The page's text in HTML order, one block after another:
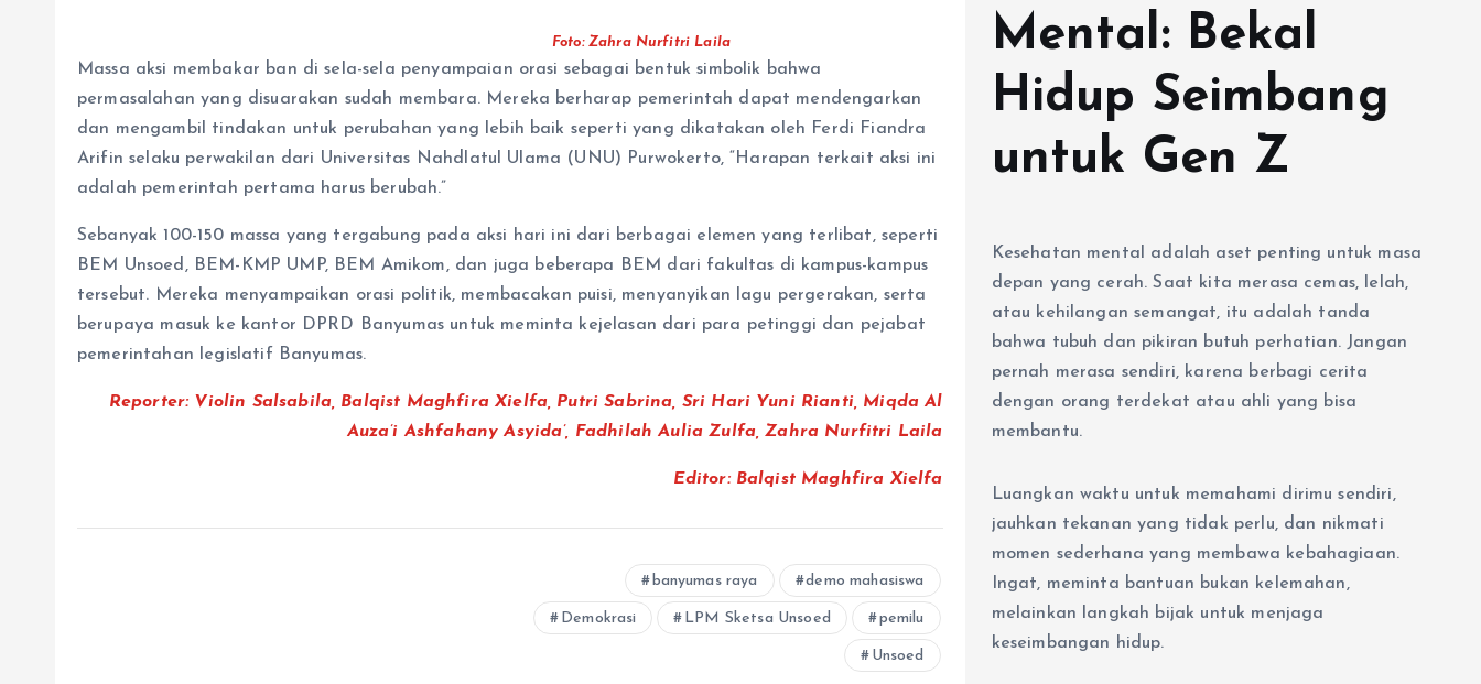
Foto: Zahra Nurfitri Laila
Massa aksi membakar ban di sela-sela penyampaian orasi sebagai bentuk simbolik bahwa
permasalahan yang disuarakan sudah membara. Mereka berharap pemerintah dapat mendengarkan
dan mengambil tindakan untuk perubahan yang lebih baik seperti yang dikatakan oleh Ferdi Fiandra
Arifin selaku perwakilan dari Universitas Nahdlatul Ulama (UNU) Purwokerto, “Harapan terkait aksi ini
adalah pemerintah pertama harus berubah.”
Sebanyak 100-150 massa yang tergabung pada aksi hari ini dari berbagai elemen yang terlibat, seperti
BEM Unsoed, BEM-KMP UMP, BEM Amikom, dan juga beberapa BEM dari fakultas di kampus-kampus
tersebut. Mereka menyampaikan orasi politik, membacakan puisi, menyanyikan lagu pergerakan, serta
berupaya masuk ke kantor DPRD Banyumas untuk meminta kejelasan dari para petinggi dan pejabat
pemerintahan legislatif Banyumas.
Reporter: Violin Salsabila, Balqist Maghfira Xielfa, Putri Sabrina, Sri Hari Yuni Rianti, Miqda Al
Auza’i Ashfahany Asyida’, Fadhilah Aulia Zulfa, Zahra Nurfitri Laila
Editor: Balqist Maghfira Xielfa
banyumas raya demo mahasiswa
Demokrasi LPM Sketsa Unsoed pemilu
Unsoed
Mental: Bekal
Hidup Seimbang
untuk Gen Z
Kesehatan mental adalah aset penting untuk masa
depan yang cerah. Saat kita merasa cemas, lelah,
atau kehilangan semangat, itu adalah tanda
bahwa tubuh dan pikiran butuh perhatian. Jangan
pernah merasa sendiri, karena berbagi cerita
dengan orang terdekat atau ahli yang bisa
membantu.
Luangkan waktu untuk memahami dirimu sendiri,
jauhkan tekanan yang tidak perlu, dan nikmati
momen sederhana yang membawa kebahagiaan.
Ingat, meminta bantuan bukan kelemahan,
melainkan langkah bijak untuk menjaga
keseimbangan hidup.